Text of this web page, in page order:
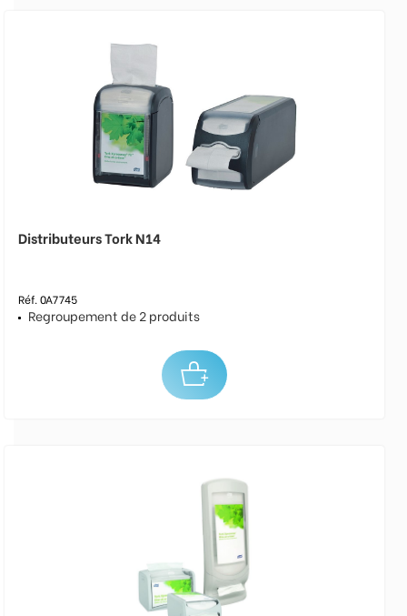
Distributeurs Tork N14
Réf. 0A7745
Regroupement de 2 produits